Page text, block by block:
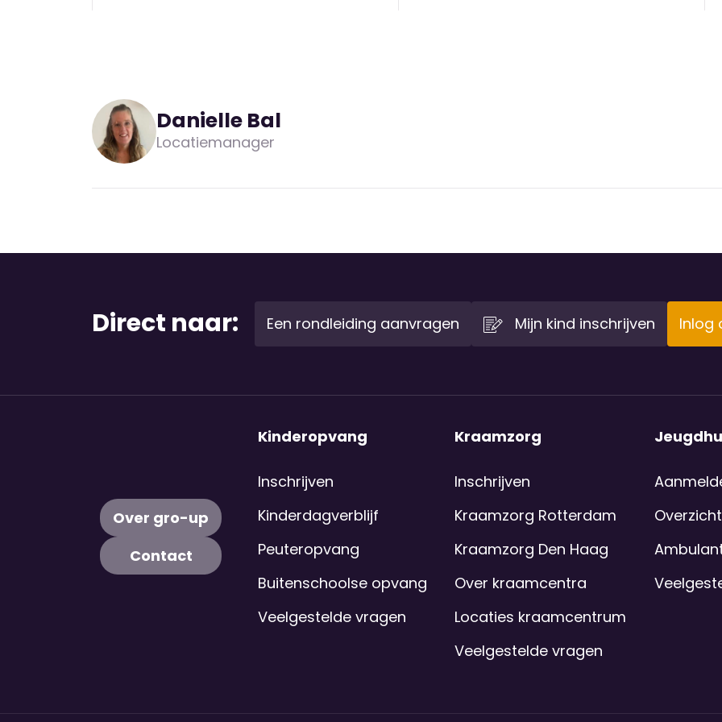
Danielle Bal
Locatiemanager
Direct naar: Een rondleiding aanvragen Mijn kind inschrijven Inlog
Over gro-up
Contact
Kinderopvang
Inschrijven
Kinderdagverblijf
Peuteropvang
Buitenschoolse opvang
Veelgestelde vragen
Kraamzorg
Inschrijven
Kraamzorg Rotterdam
Kraamzorg Den Haag
Over kraamcentra
Locaties kraamcentrum
Veelgestelde vragen